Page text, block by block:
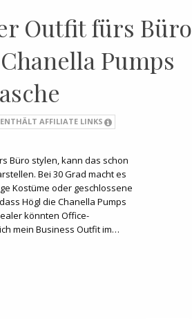
Outfit fürs Büro
Pumps
ENTHÄLT AFFILIATE LINKS
Büro stylen, kann das schon
Bei 30 Grad macht es
Kostüme oder geschlossene
Högl die Chanella Pumps
könnten Office-
mein Business Outfit im…